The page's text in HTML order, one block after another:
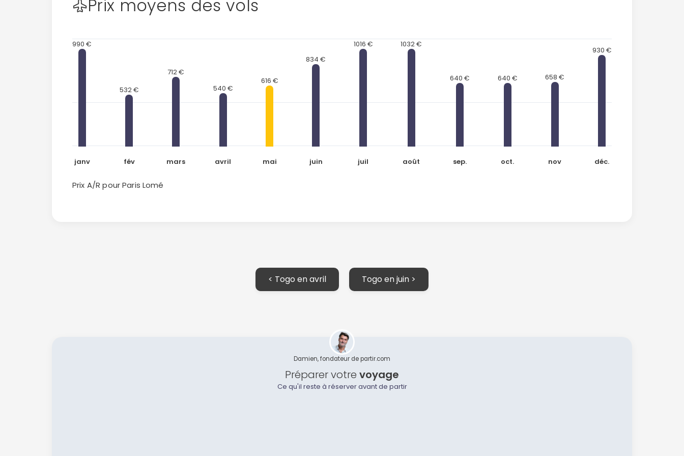
Prix moyens des vols
janv
990 €
fév
532 €
mars
712 €
avril
540 €
mai
616 €
juin
834 €
juil
1016 €
août
1032 €
sep.
640 €
oct.
640 €
nov
658 €
déc.
930 €
Prix A/R pour Paris Lomé
< Togo en avril Togo en juin >
Damien, fondateur de partir.com
Préparer votre voyage
Ce qu'il reste à réserver avant de partir